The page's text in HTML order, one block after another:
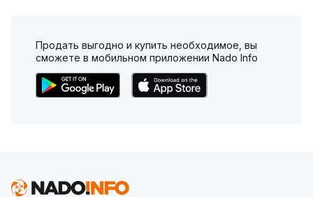
Продать выгодно и купить необходимое, вы
сможете в мобильном приложении Nado Info